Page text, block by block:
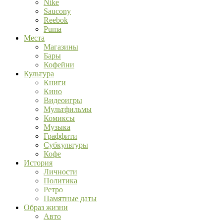
Nike
Saucony
Reebok
Puma
Места
Магазины
Бары
Кофейни
Культура
Книги
Кино
Видеоигры
Мультфильмы
Комиксы
Музыка
Граффити
Субкультуры
Кофе
История
Личности
Политика
Ретро
Памятные даты
Образ жизни
Авто